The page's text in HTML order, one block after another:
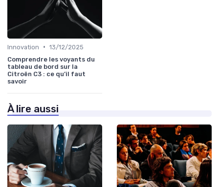
Innovation • 13/12/2025
Comprendre les voyants du
tableau de bord sur la
Citroën C3 : ce qu’il faut
savoir
À lire aussi